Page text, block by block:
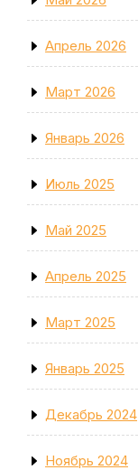
Апрель 2026
Март 2026
Январь 2026
Июль 2025
Май 2025
Апрель 2025
Март 2025
Январь 2025
Декабрь 2024
Ноябрь 2024